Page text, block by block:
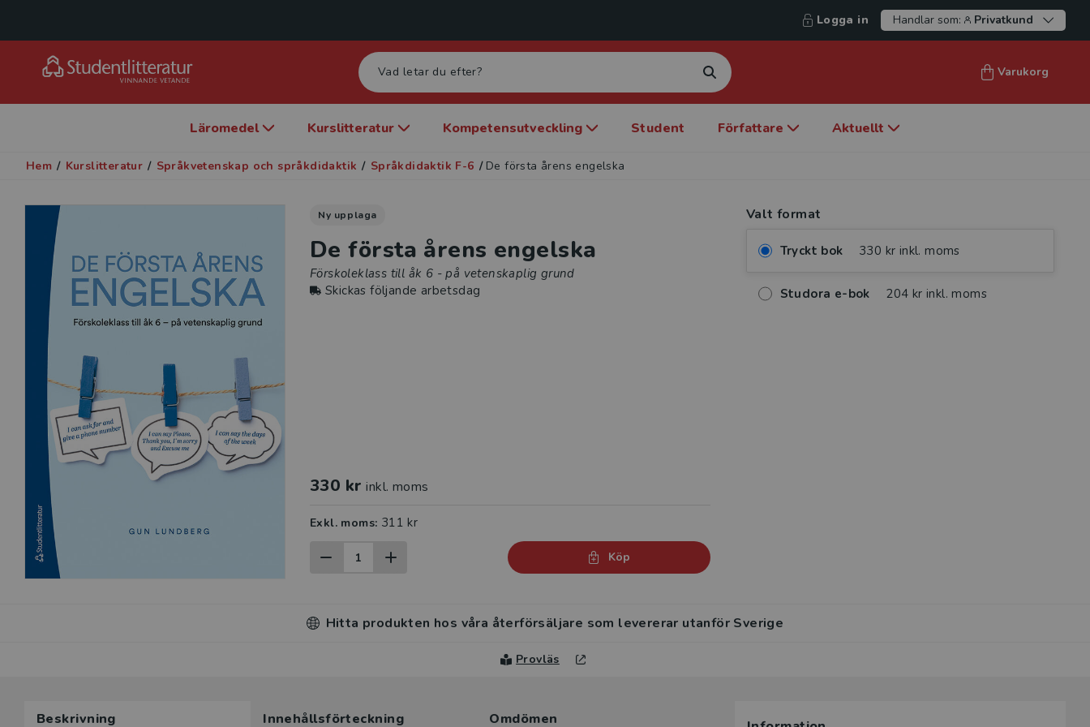
Logga in Handlar som: Privatkund
Varukorg
Läromedel Kurslitteratur Kompetensutveckling Student Författare Aktuellt
Hem / Kurslitteratur / Språkvetenskap och språkdidaktik / Språkdidaktik F-6 / De första årens engelska
Ny upplaga
De första årens engelska
Förskoleklass till åk 6 - på vetenskaplig grund
Skickas följande arbetsdag
330 kr inkl. moms
Exkl. moms: 311 kr
Köp
Valt format
Tryckt bok 330 kr inkl. moms
Studora e-bok 204 kr inkl. moms
Hitta produkten hos våra återförsäljare som levererar utanför Sverige
Provläs
Beskrivning Innehållsförteckning Omdömen